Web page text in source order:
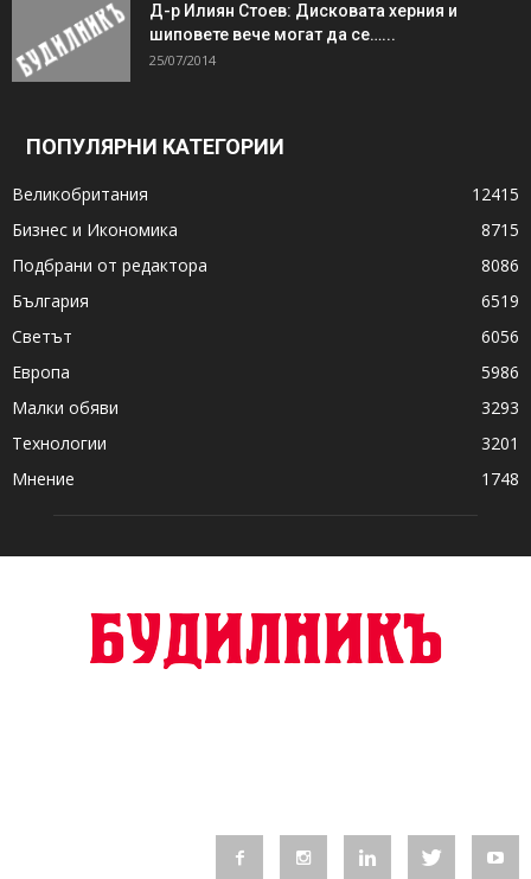
Д-р Илиян Стоев: Дисковата херния и
шиповете вече могат да се…...
25/07/2014
ПОПУЛЯРНИ КАТЕГОРИИ
Великобритания
12415
Бизнес и Икономика
8715
Подбрани от редактора
8086
България
6519
Светът
6056
Европа
5986
Малки обяви
3293
Технологии
3201
Мнение
1748